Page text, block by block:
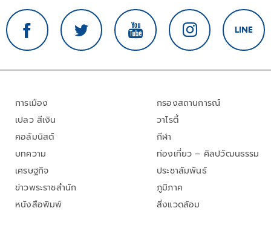
การเมือง
เปลว สีเงิน
คอลัมนิสต์
บทความ
เศรษฐกิจ
ข่าวพระราชสำนัก
หนังสือพิมพ์
กรองสถานการณ์
วาไรตี้
กีฬา
ท่องเที่ยว – ศิลปวัฒนธรรม
ประชาสัมพันธ์
ภูมิภาค
สิ่งแวดล้อม